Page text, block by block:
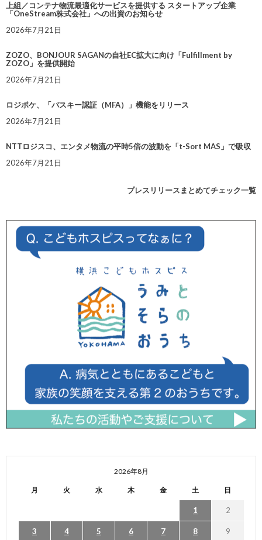
上組／コンテナ物流最適化サービスを提供する スタートアップ企業
「OneStream株式会社」への出資のお知らせ
2026年7月21日
ZOZO、BONJOUR SAGANの自社EC拡大に向け「Fulfillment by
ZOZO」を提供開始
2026年7月21日
ロジポケ、「パスキー認証（MFA）」機能をリリース
2026年7月21日
NTTロジスコ、エンタメ物流の平時5倍の波動を「t-Sort MAS」で吸収
2026年7月21日
プレスリリースまとめてチェック一覧
2026年8月
月 火 水 木 金 土 日
1 2
3 4 5 6 7 8 9